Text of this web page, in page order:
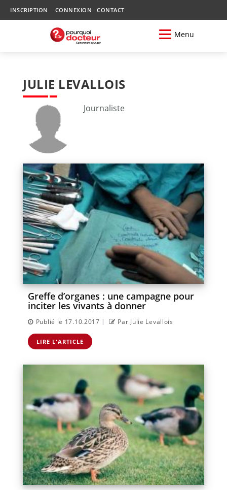
INSCRIPTION CONNEXION CONTACT
Menu
JULIE LEVALLOIS
Journaliste
Greffe d’organes : une campagne pour
inciter les vivants à donner
Publié le 17.10.2017 | Par Julie Levallois
LIRE L'ARTICLE